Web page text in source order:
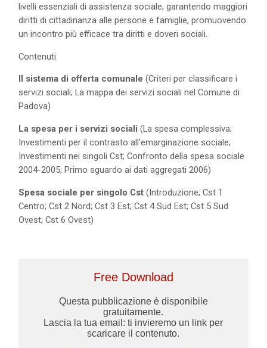
livelli essenziali di assistenza sociale, garantendo maggiori
diritti di cittadinanza alle persone e famiglie, promuovendo
un incontro più efficace tra diritti e doveri sociali.
Contenuti:
Il sistema di offerta comunale(Criteri per classificare i
servizi sociali; La mappa dei servizi sociali nel Comune di
Padova)
La spesa per i servizi sociali(La spesa complessiva;
Investimenti per il contrasto all’emarginazione sociale;
Investimenti nei singoli Cst; Confronto della spesa sociale
2004-2005; Primo sguardo ai dati aggregati 2006)
Spesa sociale per singolo Cst (Introduzione; Cst 1
Centro; Cst 2 Nord; Cst 3 Est; Cst 4 Sud Est; Cst 5 Sud
Ovest; Cst 6 Ovest)
Free Download
Questa pubblicazione è disponibile
gratuitamente.
Lascia la tua email: ti invieremo un link per
scaricare il contenuto.